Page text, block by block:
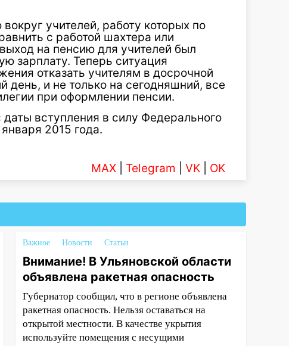
учителей, работу которых по
с работой шахтера или
на пенсию для учителей был
зарплату. Теперь ситуация
отказать учителям в досрочной
день, и не только на сегодняшний, все
при оформлении пенсии.
вступления в силу Федерального
2015 года.
MAX Telegram VK OK
Важное Новости Статьи
Внимание! В Ульяновской области
объявлена ракетная опасность
Губернатор сообщил, что в регионе объявлена
ракетная опасность. Нельзя оставаться на
открытой местности. В качестве укрытия
используйте помещения с несущими